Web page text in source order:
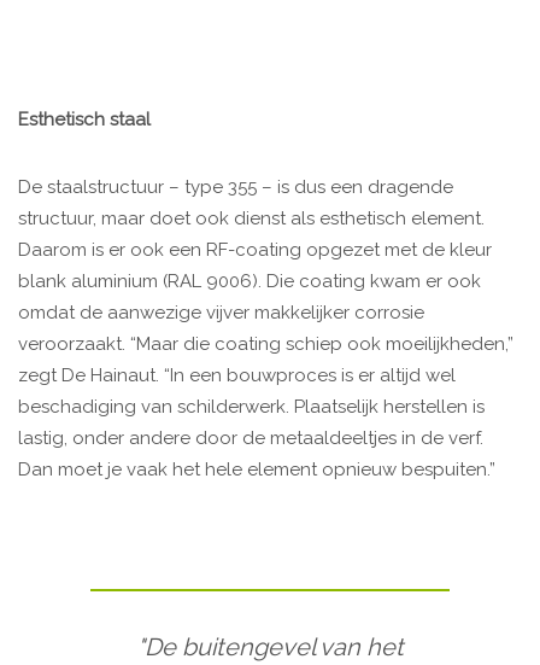
Esthetisch staal
De staalstructuur – type 355 – is dus een dragende
structuur, maar doet ook dienst als esthetisch element.
Daarom is er ook een RF-coating opgezet met de kleur
blank aluminium (RAL 9006). Die coating kwam er ook
omdat de aanwezige vijver makkelijker corrosie
veroorzaakt. “Maar die coating schiep ook moeilijkheden,”
zegt De Hainaut. “In een bouwproces is er altijd wel
beschadiging van schilderwerk. Plaatselijk herstellen is
lastig, onder andere door de metaaldeeltjes in de verf.
Dan moet je vaak het hele element opnieuw bespuiten.”
"De buitengevel van het